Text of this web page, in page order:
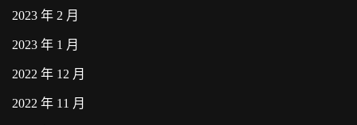
2023 年 2 月
2023 年 1 月
2022 年 12 月
2022 年 11 月